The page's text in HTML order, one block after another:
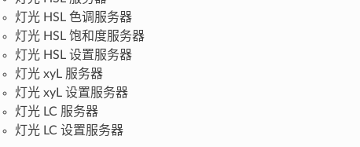
灯光 HSL 色调服务器
灯光 HSL 饱和度服务器
灯光 HSL 设置服务器
灯光 xyL 服务器
灯光 xyL 设置服务器
灯光 LC 服务器
灯光 LC 设置服务器